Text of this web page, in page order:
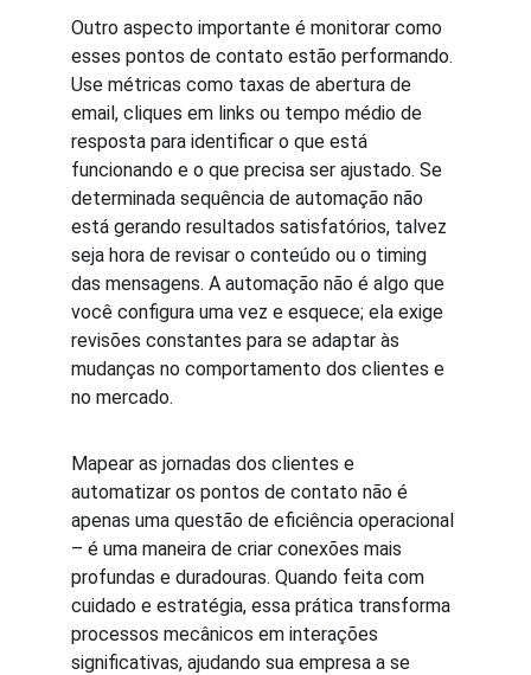
Outro aspecto importante é monitorar como
esses pontos de contato estão performando.
Use métricas como taxas de abertura de
email, cliques em links ou tempo médio de
resposta para identificar o que está
funcionando e o que precisa ser ajustado. Se
determinada sequência de automação não
está gerando resultados satisfatórios, talvez
seja hora de revisar o conteúdo ou o timing
das mensagens. A automação não é algo que
você configura uma vez e esquece; ela exige
revisões constantes para se adaptar às
mudanças no comportamento dos clientes e
no mercado.
Mapear as jornadas dos clientes e
automatizar os pontos de contato não é
apenas uma questão de eficiência operacional
– é uma maneira de criar conexões mais
profundas e duradouras. Quando feita com
cuidado e estratégia, essa prática transforma
processos mecânicos em interações
significativas, ajudando sua empresa a se